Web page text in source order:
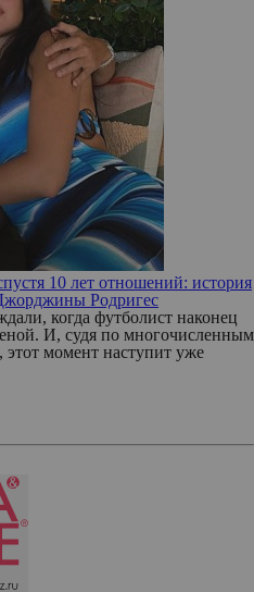
10 лет отношений: история
Родригес
когда футболист наконец
И, судя по многочисленным
момент наступит уже